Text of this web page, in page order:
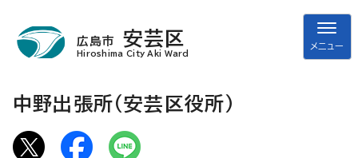
広島市 安芸区
Hiroshima City Aki Ward
メニュー
中野出張所（安芸区役所）